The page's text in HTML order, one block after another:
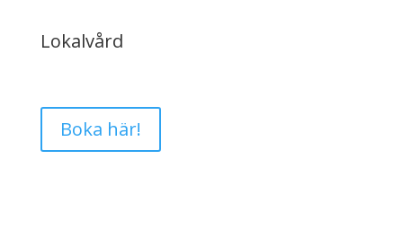
Lokalvård
Boka här!